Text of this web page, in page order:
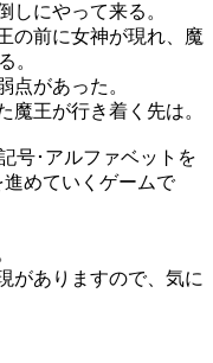
しにやって来る。
の前に女神が現れ、魔
。
点があった。
魔王が行き着く先は。
号･アルファベットを
めていくゲームで
がありますので、気に